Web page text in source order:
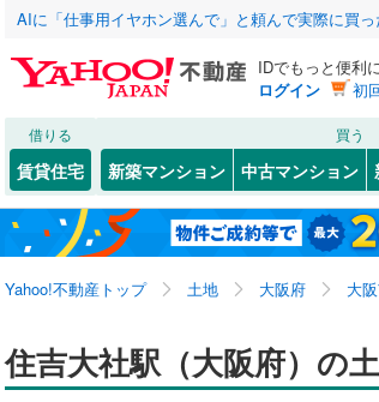
AIに「仕事用イヤホン選んで」と頼んで実際に買っ
IDでもっと便利
ログイン
初
借りる
賃貸住宅
買う
新築マンション 中古マンション
Yahoo!不動産トップ 土地 大阪府 大
住吉大社駅（大阪府）の
北海道 北海道
東北 青森
関東 東京
信越・北陸 新潟
JR 東海道本線（JR
北陸本線(29)
紀勢本線（JR西
桜島線( 10)
赤穂線
15)
なんば (0) (1)
こだわり条件 配置、向き、建ち
前道6m以上（2
平坦地（3）
更地渡し（0）
こ